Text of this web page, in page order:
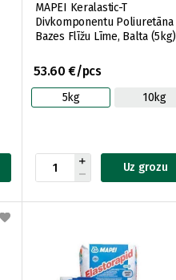
MAPEI Keralastic-T
Divkomponentu Poliuretāna
Bazes Flīžu Līme, Balta (5kg)
53.60 €/pcs
5kg 10kg
Uz grozu